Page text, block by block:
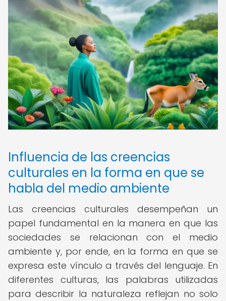
Influencia de las creencias
culturales en la forma en que se
habla del medio ambiente
Las creencias culturales desempeñan un
papel fundamental en la manera en que las
sociedades se relacionan con el medio
ambiente y, por ende, en la forma en que se
expresa este vínculo a través del lenguaje. En
diferentes culturas, las palabras utilizadas
para describir la naturaleza reflejan no solo